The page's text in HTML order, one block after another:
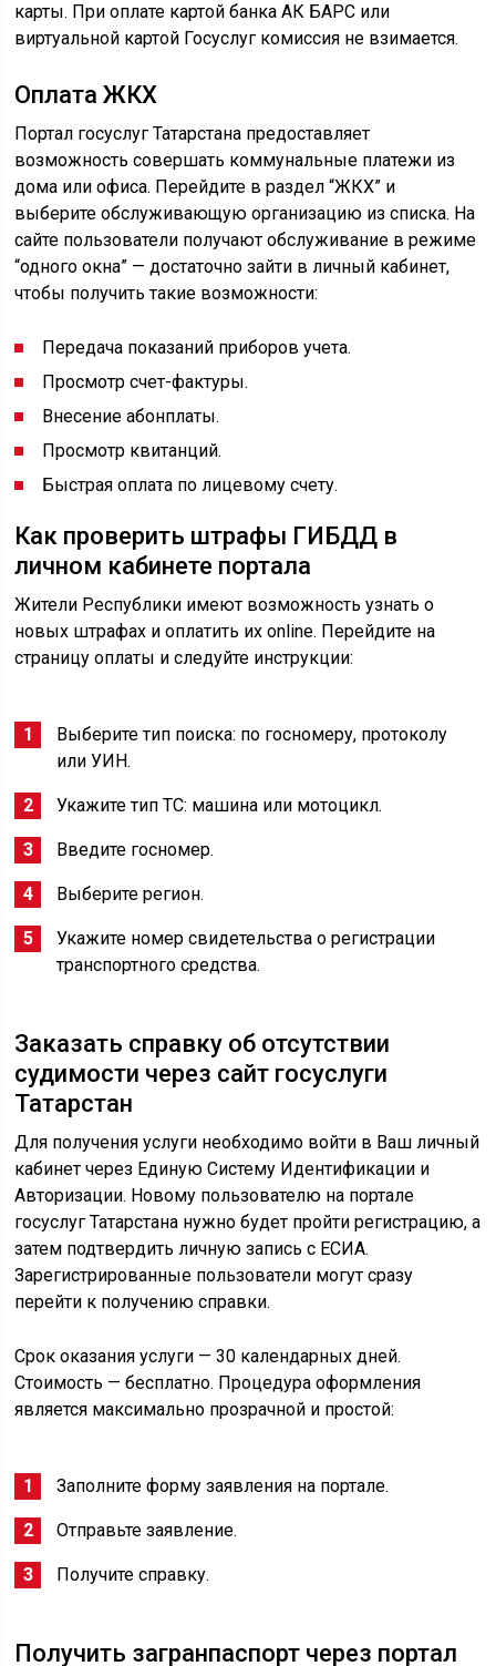
карты. При оплате картой банка АК БАРС или
виртуальной картой Госуслуг комиссия не взимается.
Оплата ЖКХ
Портал госуслуг Татарстана предоставляет
возможность совершать коммунальные платежи из
дома или офиса. Перейдите в раздел “ЖКХ” и
выберите обслуживающую организацию из списка. На
сайте пользователи получают обслуживание в режиме
“одного окна” — достаточно зайти в личный кабинет,
чтобы получить такие возможности:
Передача показаний приборов учета.
Просмотр счет-фактуры.
Внесение абонплаты.
Просмотр квитанций.
Быстрая оплата по лицевому счету.
Как проверить штрафы ГИБДД в
личном кабинете портала
Жители Республики имеют возможность узнать о
новых штрафах и оплатить их online. Перейдите на
страницу оплаты и следуйте инструкции:
Выберите тип поиска: по госномеру, протоколу
или УИН.
Укажите тип ТС: машина или мотоцикл.
Введите госномер.
Выберите регион.
Укажите номер свидетельства о регистрации
транспортного средства.
Заказать справку об отсутствии
судимости через сайт госуслуги
Татарстан
Для получения услуги необходимо войти в Ваш личный
кабинет через Единую Систему Идентификации и
Авторизации. Новому пользователю на портале
госуслуг Татарстана нужно будет пройти регистрацию, а
затем подтвердить личную запись с ЕСИА.
Зарегистрированные пользователи могут сразу
перейти к получению справки.
Срок оказания услуги — 30 календарных дней.
Стоимость — бесплатно. Процедура оформления
является максимально прозрачной и простой:
Заполните форму заявления на портале.
Отправьте заявление.
Получите справку.
Получить загранпаспорт через портал